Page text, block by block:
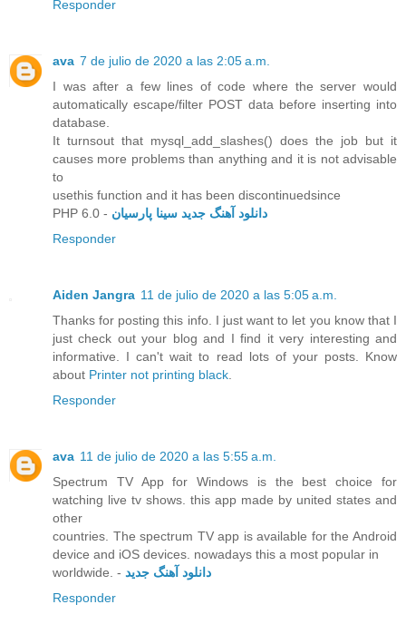
Responder
ava 7 de julio de 2020 a las 2:05 a.m.
I was after a few lines of code where the server would
automatically escape/filter POST data before inserting into
database.
It turnsout that mysql_add_slashes() does the job but it
causes more problems than anything and it is not advisable
to
usethis function and it has been discontinuedsince
PHP 6.0 - دانلود آهنگ جدید سینا پارسیان
Responder
Aiden Jangra 11 de julio de 2020 a las 5:05 a.m.
Thanks for posting this info. I just want to let you know that I
just check out your blog and I find it very interesting and
informative. I can't wait to read lots of your posts. Know
about Printer not printing black
Responder
ava 11 de julio de 2020 a las 5:55 a.m.
Spectrum TV App for Windows is the best choice for
watching live tv shows. this app made by united states and
other
countries. The spectrum TV app is available for the Android
device and iOS devices. nowadays this a most popular in
worldwide. - دانلود آهنگ جدید
Responder